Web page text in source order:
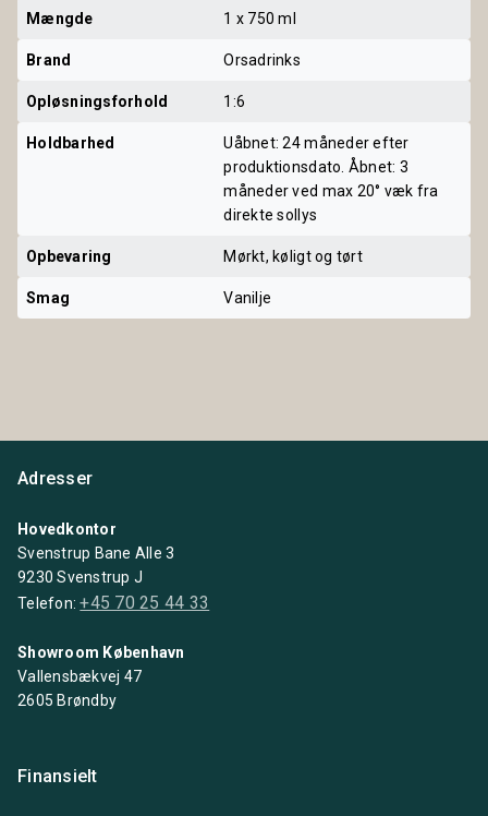
Mængde 1 x 750 ml
Brand Orsadrinks
Opløsningsforhold 1:6
Holdbarhed
Uåbnet: 24 måneder efter
produktionsdato. Åbnet: 3
måneder ved max 20° væk fra
direkte sollys
Opbevaring Mørkt, køligt og tørt
Smag Vanilje
Adresser
Hovedkontor
Svenstrup Bane Alle 3
9230 Svenstrup J
Telefon:+45 70 25 44 33
Showroom København
Vallensbækvej 47
2605 Brøndby
Finansielt